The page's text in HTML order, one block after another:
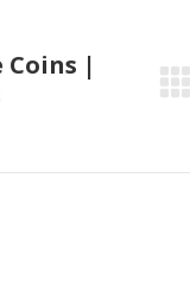
Coins |